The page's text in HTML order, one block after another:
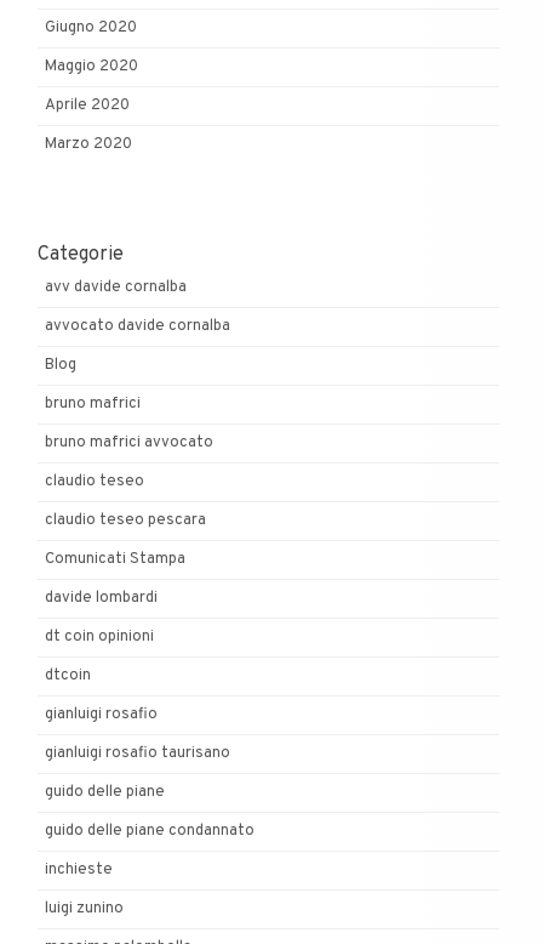
Giugno 2020
Maggio 2020
Aprile 2020
Marzo 2020
Categorie
avv davide cornalba
avvocato davide cornalba
Blog
bruno mafrici
bruno mafrici avvocato
claudio teseo
claudio teseo pescara
Comunicati Stampa
davide lombardi
dt coin opinioni
dtcoin
gianluigi rosafio
gianluigi rosafio taurisano
guido delle piane
guido delle piane condannato
inchieste
luigi zunino